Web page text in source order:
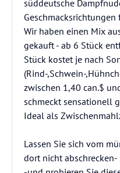
süddeutsche
Wir haben einen Mix
gekauft - ab 6 Stück
Stück kostet je nach
(Rind-,Schwein-
zwischen 1,40 can.$
schmeckt sensationell
Ideal als
Lassen Sie sich vom
dort nicht